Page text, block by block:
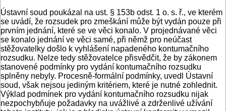
Ústavní soud poukázal na ust. § 153b odst. 1 o. s. ř., ve kterém
se uvádí, že rozsudek pro zmeškání může být vydán pouze při
prvním jednání, které se ve věci konalo. V projednávané věci
se konalo jednání ve věci samé, při němž pro neúčast
stěžovatelky došlo k vyhlášení napadeného kontumačního
rozsudku. Nelze tedy stěžovatelce přisvědčit, že by zákonem
stanovené podmínky pro vydání kontumačního rozsudku
splněny nebyly. Procesně-formální podmínky, uvedl Ústavní
soud, však nejsou jediným kritériem, které je nutné zohlednit.
Výklad podmínek pro vydání kontumačního rozsudku nijak
nezpochybňuje požadavky na uvážlivé a zdrženlivé užívání